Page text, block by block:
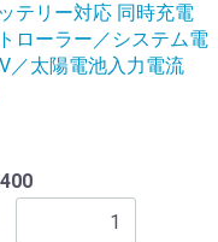
テリー対応 同時充電
ローラー／システム電
／太陽電池入力電流